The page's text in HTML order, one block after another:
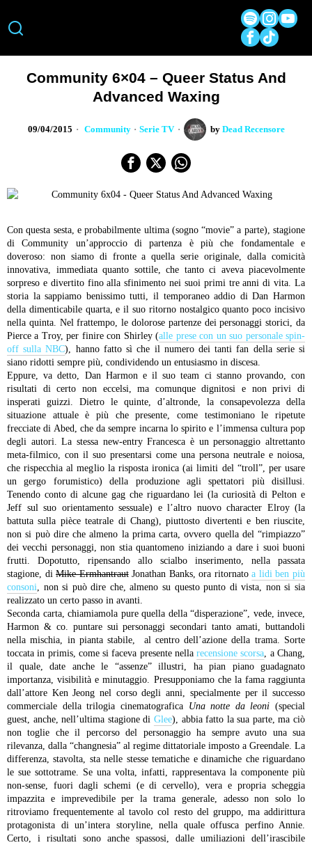
Community 6×04 – Queer Status And
Advanced Waxing
09/04/2015 Community · Serie TV by Dead Recensore
Con questa sesta, e probabilmente ultima (sogno “movie” a parte), stagione
di Community un’approccio di partenza è più che fondamentale e
doveroso: non siamo di fronte a quella serie originale, dalla comicità
innovativa, immediata quanto sottile, che tanto ci aveva piacevolmente
sorpreso e divertito fino alla sfinimento nei suoi primi tre anni di vita. La
storia la sappiamo benissimo tutti, il temporaneo addio di Dan Harmon
della dimenticabile quarta, e il suo ritorno nostalgico quanto poco incisivo
nella quinta. Nel frattempo, le dolorose partenze dei personaggi storici, da
Pierce a Troy, per finire con Shirley (alle prese con un suo personale spin-
off sulla NBC), hanno fatto sì che il numero dei tanti fan della serie si
siano ridotti sempre più, condividendo un entusiasmo in discesa.
Eppure, va detto, Dan Harmon e il suo team ci stanno provando, con
risultati di certo non eccelsi, ma comunque dignitosi e non privi di
insperati guizzi. Dietro le quinte, d’altronde, la consapevolezza della
situazione attuale è più che presente, come testimoniano le ripetute
frecciate di Abed, che da sempre incarna lo spirito e l’immensa cultura pop
degli autori. La stessa new-entry Francesca è un personaggio altrettanto
meta-filmico, con il suo presentarsi come una persona neutrale e noiosa,
che rispecchia al meglio la risposta ironica (ai limiti del “troll”, per usare
un gergo forumistico) della produzione agli spettatori più disillusi.
Tenendo conto di alcune gag che riguardano lei (la curiosità di Pelton e
Jeff sul suo orientamento sessuale) e l’altro nuovo character Elroy (la
battuta sulla pièce teatrale di Chang), piuttosto divertenti e ben riuscite,
non si può dire che almeno la prima carta, ovvero quella del “rimpiazzo”
dei vecchi personaggi, non stia quantomeno iniziando a dare i suoi buoni
frutti. Dopotutto, ripensando allo scialbo inserimento, nella passata
stagione, diMike ErmhantrautJonathan Banks, ora ritornatoa lidi ben più
consoni , non si può dire che, almeno su questo punto di vista, non si sia
realizzato un certo passo in avanti.
Seconda carta, chiamiamola pure quella della “disperazione”, vede, invece,
Harmon & co. puntare sui personaggi secondari tanto amati, buttandoli
nella mischia, in pianta stabile, al centro dell’azione della trama. Sorte
toccata in primis, come si faceva presente nellarecensione scorsa , a Chang,
il quale, date anche le “assenze” illustri, ha pian piano guadagnato
importanza, visibilità e minutaggio. Presupponiamo che la fama raggiunta
dall’attore Ken Jeong nel corso degli anni, specialmente per il successo
commerciale della trilogia cinematografica Una notte da leoni (special
guest, anche, nell’ultima stagione di Glee), abbia fatto la sua parte, ma ciò
non toglie che il percorso del personaggio ha sempre avuto una sua
rilevanza, dalla “changnesia” al regime dittatoriale imposto a Greendale. La
differenza, stavolta, sta nelle stesse tematiche e dinamiche che riguardano
le sue sottotrame. Se una volta, infatti, rappresentava la componente più
non-sense, fuori dagli schemi (e di cervello), vera e propria scheggia
impazzita e imprevedibile per la trama generale, adesso non solo lo
ritroviamo frequentemente al tavolo col resto del gruppo, ma addirittura
protagonista di un’intera storyline, nella quale offusca perfino Annie.
Certo, i risultati sono anche spassosi, dalle umiliazioni dell’irascibile